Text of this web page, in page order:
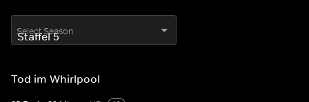
Select Season
Tod im Whirlpool